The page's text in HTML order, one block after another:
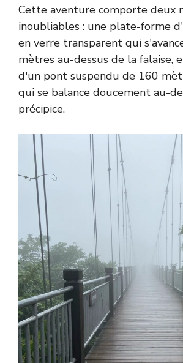
Cette aventure comporte deux
inoubliables : une plate-forme
en verre transparent qui
mètres au-dessus de la falaise,
d'un pont suspendu de 160
qui se balance doucement au-
précipice.